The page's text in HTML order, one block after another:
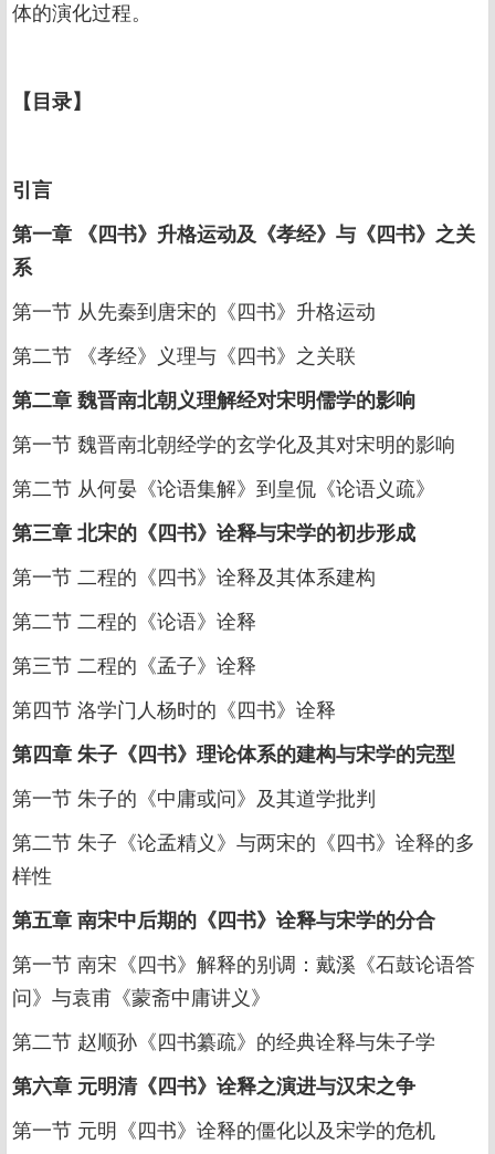
体的演化过程。
【 目录】
引言
第一章 《四书》升格运动及《孝经》与《四书》之关
系
第一节 从先秦到唐宋的《四书》升格运动
第二节 《孝经》义理与《四书》之关联
第二章 魏晋南北朝义理解经对宋明儒学的影响
第一节 魏晋南北朝经学的玄学化及其对宋明的影响
第二节 从何晏《论语集解》到皇侃《论语义疏》
第三章 北宋的《四书》诠释与宋学的初步形成
第一节 二程的《四书》诠释及其体系建构
第二节 二程的《论语》诠释
第三节 二程的《孟子》诠释
第四节 洛学门人杨时的《四书》诠释
第四章 朱子《四书》理论体系的建构与宋学的完型
第一节 朱子的《中庸或问》及其道学批判
第二节 朱子《论孟精义》与两宋的《四书》诠释的多
样性
第五章 南宋中后期的《四书》诠释与宋学的分合
第一节 南宋《四书》解释的别调：戴溪《石鼓论语答
问》与袁甫《蒙斋中庸讲义》
第二节 赵顺孙《四书纂疏》的经典诠释与朱子学
第六章 元明清《四书》诠释之演进与汉宋之争
第一节 元明《四书》诠释的僵化以及宋学的危机